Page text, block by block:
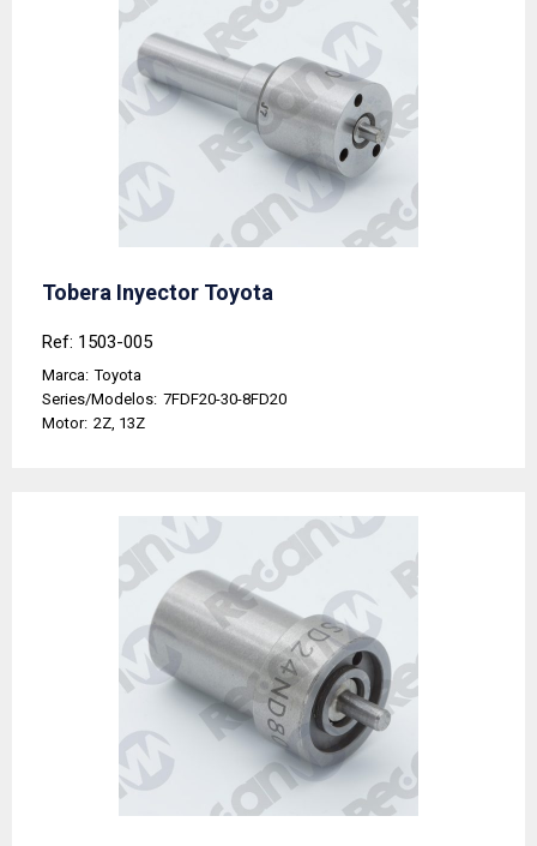
Tobera Inyector Toyota
Ref: 1503-005
Marca: Toyota
Series/Modelos: 7FDF20-30-8FD20
Motor: 2Z, 13Z